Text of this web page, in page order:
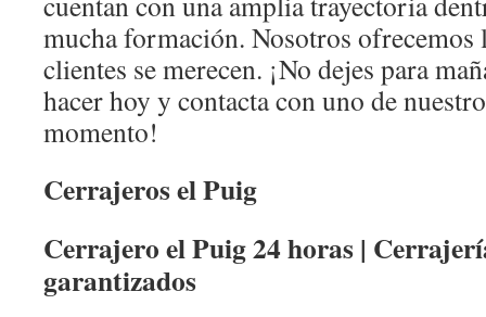
mucha formación. Nosotros ofrecemos
clientes se merecen. ¡No dejes para
hacer hoy y contacta con uno de
momento!
Cerrajeros el Puig
Cerrajero el Puig 24 horas |
garantizados